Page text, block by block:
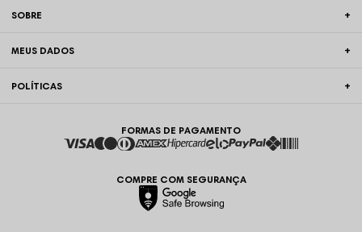
SOBRE
MEUS DADOS
POLÍTICAS
FORMAS DE PAGAMENTO
COMPRE COM SEGURANÇA